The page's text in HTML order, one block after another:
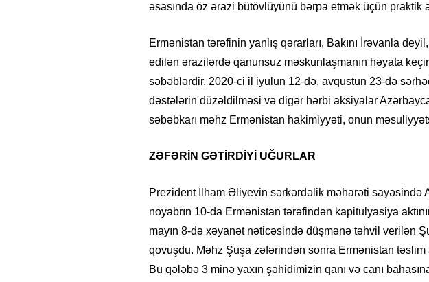
əsasında öz ərazi bütövlüyünü bərpa etmək üçün
Ermənistan tərəfinin yanlış qərarları, Bakını İrəvanla
edilən ərazilərdə qanunsuz məskunlaşmanın həyata
səbəblərdir. 2020-ci il iyulun 12-də, avqustun 23-də
dəstələrin düzəldilməsi və digər hərbi aksiyalar
səbəbkarı məhz Ermənistan hakimiyyəti, onun
ZƏFƏRİN GƏTİRDİYİ UĞURLAR
Prezident İlham Əliyevin sərkərdəlik məharəti sayəsində
noyabrın 10-da Ermənistan tərəfindən kapitulyasiya
mayın 8-də xəyanət nəticəsində düşmənə təhvil verilən
qovuşdu. Məhz Şuşa zəfərindən sonra Ermənistan təslim
Bu qələbə 3 minə yaxın şəhidimizin qanı və canı